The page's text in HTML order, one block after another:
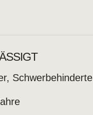
Schwerbehinderte